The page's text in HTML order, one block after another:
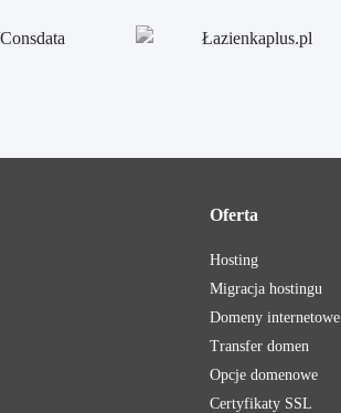
Oferta
Hosting
Migracja hostingu
Domeny internetowe
Transfer domen
Opcje domenowe
Certyfikaty SSL